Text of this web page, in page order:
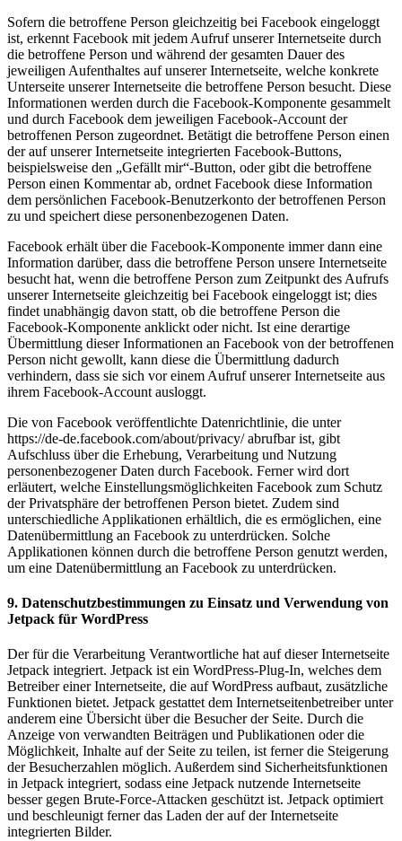
Sofern die betroffene Person gleichzeitig bei Facebook eingeloggt
ist, erkennt Facebook mit jedem Aufruf unserer Internetseite durch
die betroffene Person und während der gesamten Dauer des
jeweiligen Aufenthaltes auf unserer Internetseite, welche konkrete
Unterseite unserer Internetseite die betroffene Person besucht. Diese
Informationen werden durch die Facebook-Komponente gesammelt
und durch Facebook dem jeweiligen Facebook-Account der
betroffenen Person zugeordnet. Betätigt die betroffene Person einen
der auf unserer Internetseite integrierten Facebook-Buttons,
beispielsweise den „Gefällt mir“-Button, oder gibt die betroffene
Person einen Kommentar ab, ordnet Facebook diese Information
dem persönlichen Facebook-Benutzerkonto der betroffenen Person
zu und speichert diese personenbezogenen Daten.
Facebook erhält über die Facebook-Komponente immer dann eine
Information darüber, dass die betroffene Person unsere Internetseite
besucht hat, wenn die betroffene Person zum Zeitpunkt des Aufrufs
unserer Internetseite gleichzeitig bei Facebook eingeloggt ist; dies
findet unabhängig davon statt, ob die betroffene Person die
Facebook-Komponente anklickt oder nicht. Ist eine derartige
Übermittlung dieser Informationen an Facebook von der betroffenen
Person nicht gewollt, kann diese die Übermittlung dadurch
verhindern, dass sie sich vor einem Aufruf unserer Internetseite aus
ihrem Facebook-Account ausloggt.
Die von Facebook veröffentlichte Datenrichtlinie, die unter
https://de-de.facebook.com/about/privacy/ abrufbar ist, gibt
Aufschluss über die Erhebung, Verarbeitung und Nutzung
personenbezogener Daten durch Facebook. Ferner wird dort
erläutert, welche Einstellungsmöglichkeiten Facebook zum Schutz
der Privatsphäre der betroffenen Person bietet. Zudem sind
unterschiedliche Applikationen erhältlich, die es ermöglichen, eine
Datenübermittlung an Facebook zu unterdrücken. Solche
Applikationen können durch die betroffene Person genutzt werden,
um eine Datenübermittlung an Facebook zu unterdrücken.
9. Datenschutzbestimmungen zu Einsatz und Verwendung von
Jetpack für WordPress
Der für die Verarbeitung Verantwortliche hat auf dieser Internetseite
Jetpack integriert. Jetpack ist ein WordPress-Plug-In, welches dem
Betreiber einer Internetseite, die auf WordPress aufbaut, zusätzliche
Funktionen bietet. Jetpack gestattet dem Internetseitenbetreiber unter
anderem eine Übersicht über die Besucher der Seite. Durch die
Anzeige von verwandten Beiträgen und Publikationen oder die
Möglichkeit, Inhalte auf der Seite zu teilen, ist ferner die Steigerung
der Besucherzahlen möglich. Außerdem sind Sicherheitsfunktionen
in Jetpack integriert, sodass eine Jetpack nutzende Internetseite
besser gegen Brute-Force-Attacken geschützt ist. Jetpack optimiert
und beschleunigt ferner das Laden der auf der Internetseite
integrierten Bilder.